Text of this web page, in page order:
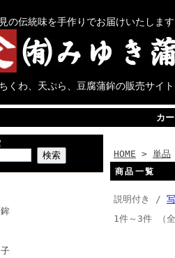
の伝統味を手作りでお届けいたします
くわ、天ぷら、豆腐蒲鉾の販売サイト
カ
HOME > 単品
商品一覧
説明付き /
1件～3件 （全